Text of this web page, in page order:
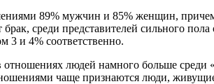
89% мужчин и 85% женщин, причем
брак, среди представителей сильного
3 и 4% соответственно.
отношениях людей намного больше
чаще признаются люди,